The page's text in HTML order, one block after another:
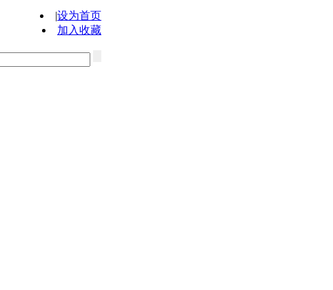
|设为首页
加入收藏